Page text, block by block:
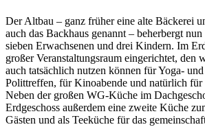
Der Altbau – ganz früher eine alte Bäckerei
auch das Backhaus genannt – beherbergt
sieben Erwachsenen und drei Kindern. Im
großer Veranstaltungsraum eingerichtet, den
auch tatsächlich nutzen können für Yoga-
Polittreffen, für Kinoabende und natürlich für
Neben der großen WG-Küche im
Erdgeschoss außerdem eine zweite Küche
Gästen und als Teeküche für das